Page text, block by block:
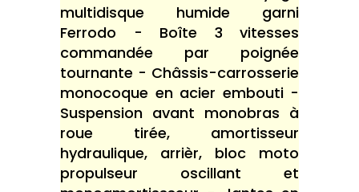
multidisque humide garni
Ferrodo - Boîte 3 vitesses
commandée par poignée
tournante - Châssis-carrosserie
monocoque en acier embouti -
Suspension avant monobras à
roue tirée, amortisseur
hydraulique, arrièr, bloc moto
propulseur oscillant et